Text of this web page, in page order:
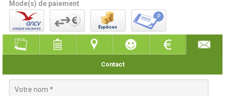
Mode(s) de paiement
Contact